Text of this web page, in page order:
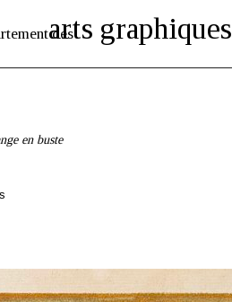
des
arts graphiques
en buste